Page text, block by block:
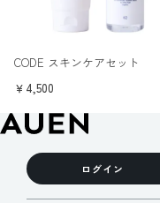
CODE スキンケアセット
￥4,500
ログイン